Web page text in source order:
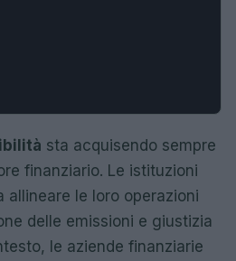
sta acquisendo sempre
finanziario. Le istituzioni
allineare le loro operazioni
delle emissioni e giustizia
le aziende finanziarie